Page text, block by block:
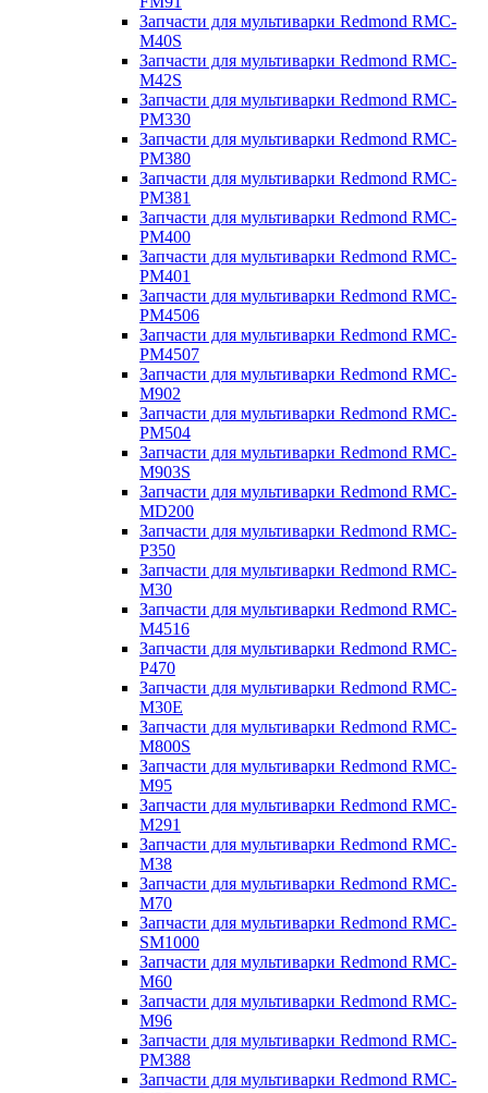
Запчасти для мультиварки Redmond RMC-
M40S
Запчасти для мультиварки Redmond RMC-
M42S
Запчасти для мультиварки Redmond RMC-
PM330
Запчасти для мультиварки Redmond RMC-
PM380
Запчасти для мультиварки Redmond RMC-
PM381
Запчасти для мультиварки Redmond RMC-
PM400
Запчасти для мультиварки Redmond RMC-
PM401
Запчасти для мультиварки Redmond RMC-
PM4506
Запчасти для мультиварки Redmond RMC-
PM4507
Запчасти для мультиварки Redmond RMC-
M902
Запчасти для мультиварки Redmond RMC-
PM504
Запчасти для мультиварки Redmond RMC-
M903S
Запчасти для мультиварки Redmond RMC-
MD200
Запчасти для мультиварки Redmond RMC-
P350
Запчасти для мультиварки Redmond RMC-
M30
Запчасти для мультиварки Redmond RMC-
M4516
Запчасти для мультиварки Redmond RMC-
P470
Запчасти для мультиварки Redmond RMC-
M30E
Запчасти для мультиварки Redmond RMC-
M800S
Запчасти для мультиварки Redmond RMC-
M95
Запчасти для мультиварки Redmond RMC-
M291
Запчасти для мультиварки Redmond RMC-
M38
Запчасти для мультиварки Redmond RMC-
M70
Запчасти для мультиварки Redmond RMC-
SM1000
Запчасти для мультиварки Redmond RMC-
M60
Запчасти для мультиварки Redmond RMC-
M96
Запчасти для мультиварки Redmond RMC-
PM388
Запчасти для мультиварки Redmond RMC-